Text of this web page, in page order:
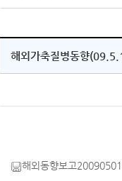
해외가축질병동향
해외동향보고